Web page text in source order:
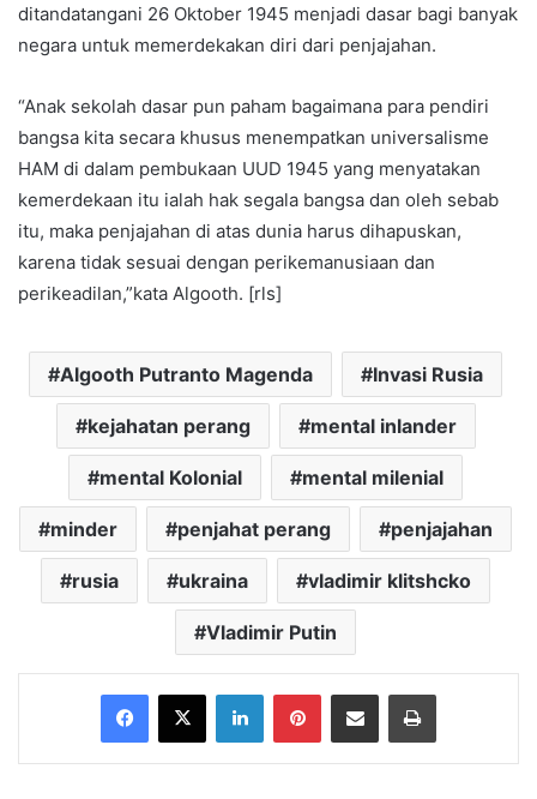
ditandatangani 26 Oktober 1945 menjadi dasar bagi banyak
negara untuk memerdekakan diri dari penjajahan.
“Anak sekolah dasar pun paham bagaimana para pendiri
bangsa kita secara khusus menempatkan universalisme
HAM di dalam pembukaan UUD 1945 yang menyatakan
kemerdekaan itu ialah hak segala bangsa dan oleh sebab
itu, maka penjajahan di atas dunia harus dihapuskan,
karena tidak sesuai dengan perikemanusiaan dan
perikeadilan,”kata Algooth. [rls]
Algooth Putranto Magenda Invasi Rusia
kejahatan perang mental inlander
mental Kolonial mental milenial
minder penjahat perang penjajahan
rusia ukraina vladimir klitshcko
Vladimir Putin
Facebook
X LinkedInPinterestShare via Email Print